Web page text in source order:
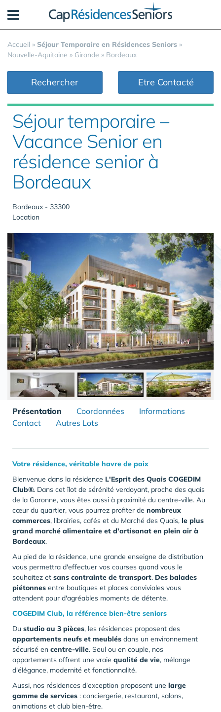
Accueil » Séjour Temporaire en Résidences Seniors »
Nouvelle-Aquitaine » Gironde » Bordeaux
Rechercher Etre Contacté
Séjour temporaire –
Vacance Senior en
résidence senior à
Bordeaux
Bordeaux - 33300
Location
Présentation Coordonnées
Informations
Contact
Autres Lots
Votre résidence, véritable havre de paix
Bienvenue dans la résidence L'Esprit des Quais COGEDIM
Club®. Dans cet îlot de sérénité verdoyant, proche des quais
de la Garonne, vous êtes aussi à proximité du centre-ville. Au
cœur du quartier, vous pourrez profiter de nombreux
commerces, librairies, cafés et du Marché des Quais, le plus
grand marché alimentaire et d'artisanat en plein air à
Bordeaux.
Au pied de la résidence, une grande enseigne de distribution
vous permettra d'effectuer vos courses quand vous le
souhaitez et sans contrainte de transport. Des balades
piétonnes entre boutiques et places conviviales vous
attendent pour d'agréables moments de détente.
COGEDIM Club, la référence bien-être seniors
Du studio au 3 pièces, les résidences proposent des
appartements neufs et meublés dans un environnement
sécurisé en centre-ville. Seul ou en couple, nos
appartements offrent une vraie qualité de vie, mélange
d'élégance, modernité et fonctionnalité.
Aussi, nos résidences d'exception proposent une large
gamme de services : conciergerie, restaurant, salons,
animations et club bien-être.